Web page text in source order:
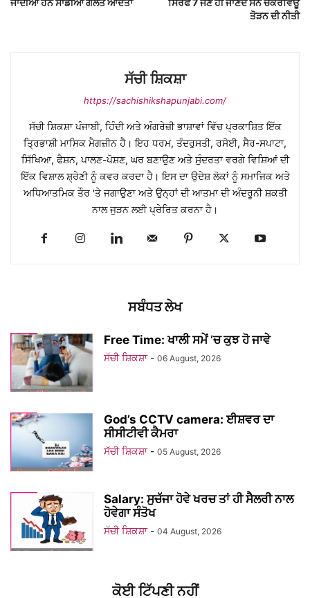
ਜਾਂਦੀਆਂ ਹਨ ਸਾਡੀਆਂ ਗਲਤ ਆਦਤਾਂ
ਸਿਰਫ 7 ਜਣੇ ਹੀ ਜਾਣਦੇ ਸਨ ਚੱਕਰਵਿਊ
ਤੋੜਨ ਦੀ ਨੀਤੀ
ਸੱਚੀ ਸ਼ਿਕਸ਼ਾ
https://sachishikshapunjabi.com/
ਸੱਚੀ ਸ਼ਿਕਸ਼ਾ ਪੰਜਾਬੀ, ਹਿੰਦੀ ਅਤੇ ਅੰਗਰੇਜ਼ੀ ਭਾਸ਼ਾਵਾਂ ਵਿੱਚ ਪ੍ਰਕਾਸ਼ਿਤ ਇੱਕ
ਤ੍ਰਿਭਾਸ਼ੀ ਮਾਸਿਕ ਮੈਗਜ਼ੀਨ ਹੈ। ਇਹ ਧਰਮ, ਤੰਦਰੁਸਤੀ, ਰਸੋਈ, ਸੈਰ-ਸਪਾਟਾ,
ਸਿੱਖਿਆ, ਫੈਸ਼ਨ, ਪਾਲਣ-ਪੋਸ਼ਣ, ਘਰ ਬਣਾਉਣ ਅਤੇ ਸੁੰਦਰਤਾ ਵਰਗੇ ਵਿਸ਼ਿਆਂ ਦੀ
ਇੱਕ ਵਿਸ਼ਾਲ ਸ਼੍ਰੇਣੀ ਨੂੰ ਕਵਰ ਕਰਦਾ ਹੈ। ਇਸ ਦਾ ਉਦੇਸ਼ ਲੋਕਾਂ ਨੂੰ ਸਮਾਜਿਕ ਅਤੇ
ਅਧਿਆਤਮਿਕ ਤੌਰ 'ਤੇ ਜਗਾਉਣਾ ਅਤੇ ਉਨ੍ਹਾਂ ਦੀ ਆਤਮਾ ਦੀ ਅੰਦਰੂਨੀ ਸ਼ਕਤੀ
ਨਾਲ ਜੁੜਨ ਲਈ ਪ੍ਰੇਰਿਤ ਕਰਨਾ ਹੈ।
ਸਬੰਧਤ ਲੇਖ
Free Time: ਖਾਲੀ ਸਮੇਂ ’ਚ ਕੁਝ ਹੋ ਜਾਵੇ
ਸੱਚੀ ਸ਼ਿਕਸ਼ਾ - 06 August, 2026
God’s CCTV camera: ਈਸ਼ਵਰ ਦਾ
ਸੀਸੀਟੀਵੀ ਕੈਮਰਾ
ਸੱਚੀ ਸ਼ਿਕਸ਼ਾ - 05 August, 2026
Salary: ਸੁਚੱਜਾ ਹੋਵੇ ਖਰਚ ਤਾਂ ਹੀ ਸੈਲਰੀ ਨਾਲ
ਹੋਵੇਗਾ ਸੰਤੋਖ
ਸੱਚੀ ਸ਼ਿਕਸ਼ਾ - 04 August, 2026
ਕੋਈ ਟਿੱਪਣੀ ਨਹੀਂ